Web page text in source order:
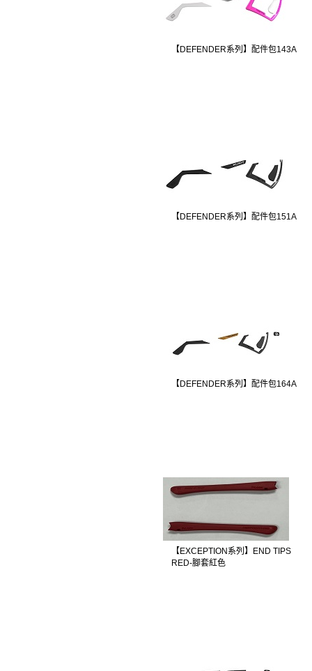
【DEFENDER系列】配件包143A
【DEFENDER系列】配件包151A
【DEFENDER系列】配件包164A
【EXCEPTION系列】END TIPS
RED-腳套紅色